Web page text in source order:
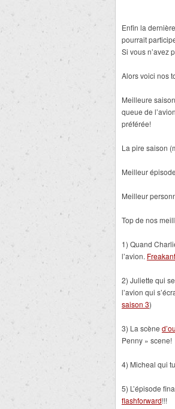
Enfin la
pourrait
Si vous n’avez
Alors voici nos
Meilleure
queue de
préférée!
La pire saison
Meilleur
Meilleur
Top de nos
1) Quand
l’avion. Freakant
2) Juliette qui
l’avion qui
saison 3)
3) La scène
Penny » scene!
4) Micheal qui
5) L’épisode
flashforward!!!